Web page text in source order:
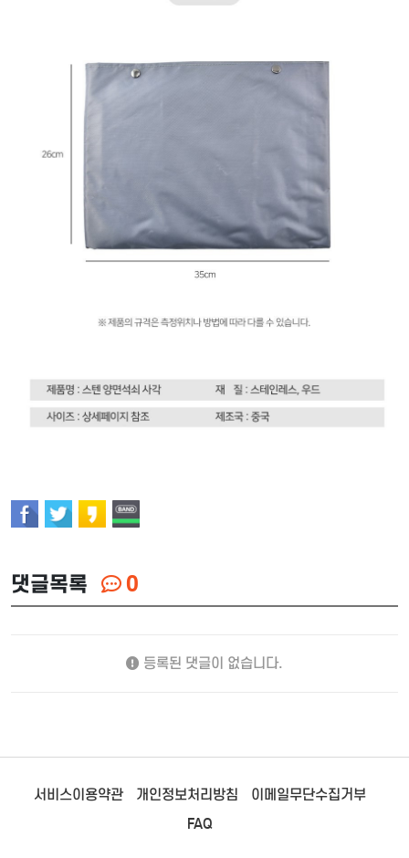
댓글목록 0
등록된 댓글이 없습니다.
서비스이용약관 개인정보처리방침
이메일무단수집거부
FAQ